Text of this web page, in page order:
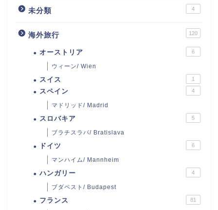
未分類 4
海外旅行 120
オーストリア 6
ウィーン/ Wien
スイス 1
スペイン 4
マドリッド/ Madrid
スロバキア 5
ブラチスラバ/ Bratislava
ドイツ 6
マンハイム/ Mannheim
ハンガリー 4
ブダペスト/ Budapest
フランス 81